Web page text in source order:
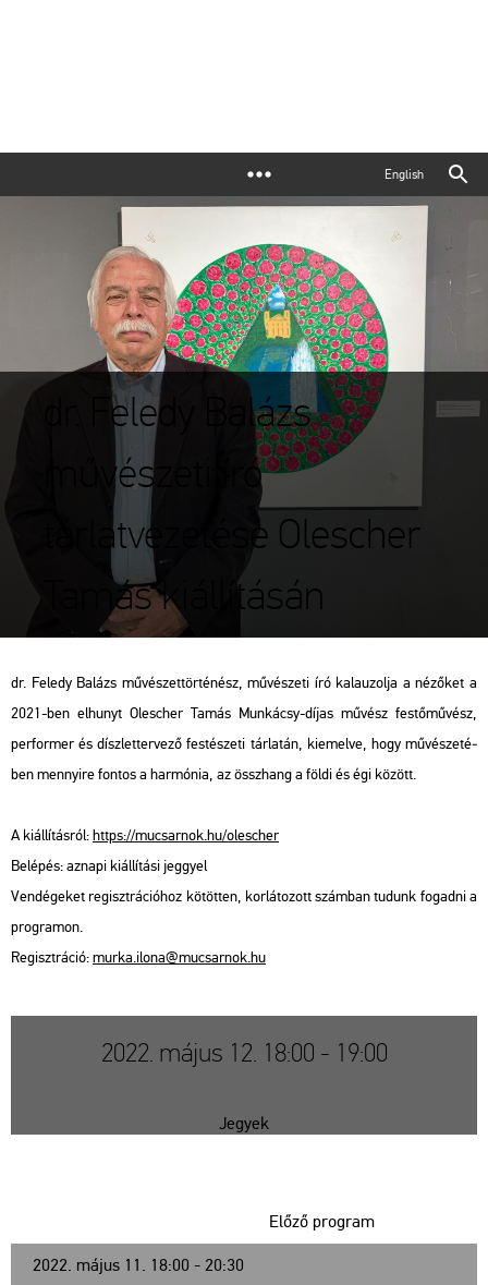
English
dr. Feledy Balázs
művészeti író
tárlatvezetése Olescher
Tamás kiállításán
dr. Fe­ledy Ba­lázs mű­vé­szet­tör­té­nész, mű­vé­sze­ti író ka­la­u­zol­ja a né­ző­ket a
2021-ben el­hunyt Olescher Tamás Mun­ká­csy-díjas mű­vész fes­tő­mű­vész,
per­for­mer és dísz­let­ter­ve­ző fes­té­sze­ti tár­la­tán, ki­emel­ve, hogy mű­vé­sze­té­
ben mennyi­re fon­tos a har­mó­nia, az össz­hang a földi és égi kö­zött.
A ki­ál­lí­tás­ról:https://​mu­csar­nok.​hu/​olescher
Be­lé­pés: az­na­pi ki­ál­lí­tá­si jeggyel
Ven­dé­ge­ket re­giszt­rá­ci­ó­hoz kö­töt­ten, kor­lá­to­zott szám­ban tu­dunk fo­gad­ni a
prog­ra­mon.
Re­giszt­rá­ció:murka.​ilona@​mu­csar­nok.​hu
2022. május 12. 18:00 - 19:00
Jegyek
2022. május 11. 18:00 - 20:30
Előző program